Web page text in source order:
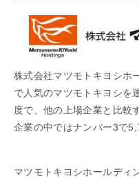
株式会社マツモトキヨシホ
で人気のマツモトキヨシを
度で、他の上場企業と比較
企業の中ではナンバー3で
マツモトキヨシホールディ